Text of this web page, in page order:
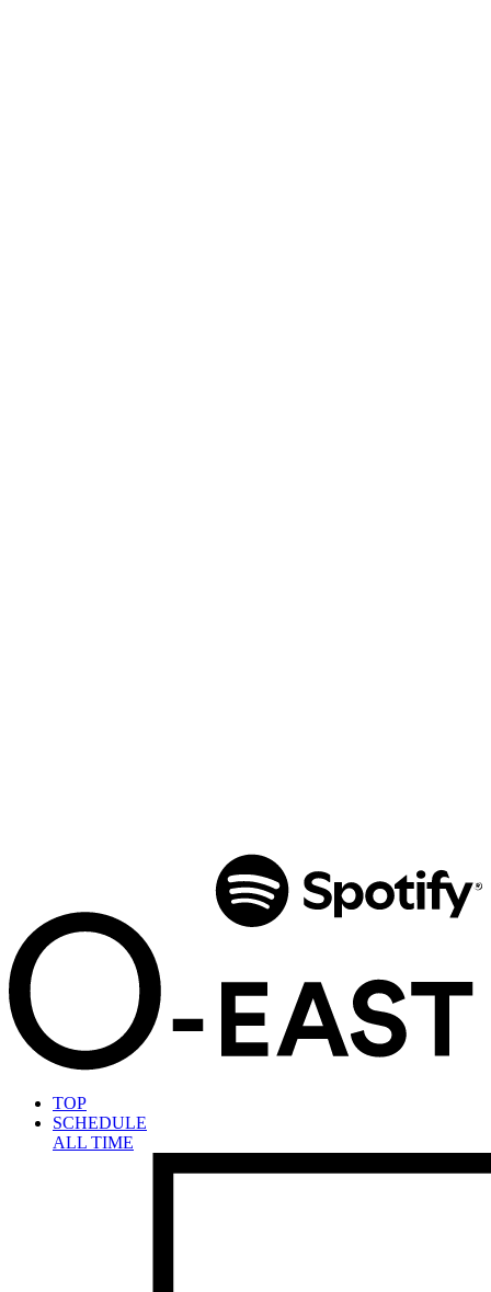
TOP
SCHEDULE
ALL TIME